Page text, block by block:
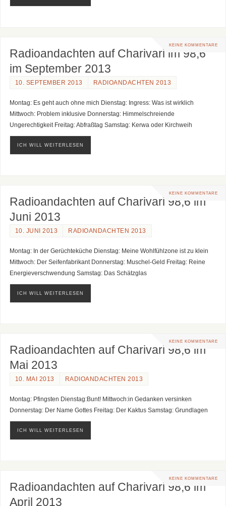
KEINE KOMMENTARE
Radioandachten auf Charivari im 98,6
im September 2013
10. SEPTEMBER 2013 RADIOANDACHTEN 2013
Montag: Es geht auch ohne mich Dienstag: Ingress: Was ist wirklich
Mittwoch: Problem inklusive Donnerstag: Himmelschreiende
Ungerechtigkeit Freitag: Abfraßtag Samstag: Kerwa oder Kirchweih
ICH WILL WEITERLESEN
KEINE KOMMENTARE
Radioandachten auf Charivari 98,6 im
Juni 2013
10. JUNI 2013 RADIOANDACHTEN 2013
Montag: In der Gerüchteküche Dienstag: Meine Wohlfühlzone ist zu klein
Mittwoch: Der Seifenfabrikant Donnerstag: Muschel-Geld Freitag: Reine
Energieverschwendung Samstag: Das Schätzglas
ICH WILL WEITERLESEN
KEINE KOMMENTARE
Radioandachten auf Charivari 98,6 im
Mai 2013
10. MAI 2013 RADIOANDACHTEN 2013
Montag: Pfingsten Dienstag:Bunt! Mittwoch:in Gedanken versinken
Donnerstag: Der Name Gottes Freitag: Der Kaktus Samstag: Grundlagen
ICH WILL WEITERLESEN
KEINE KOMMENTARE
Radioandachten auf Charivari 98,6 im
April 2013